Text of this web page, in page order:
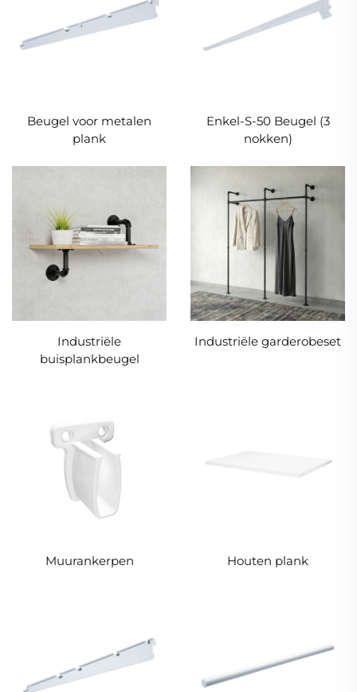
Beugel voor metalen
plank
Enkel-S-50 Beugel (3
nokken)
Industriële
buisplankbeugel
Industriële garderobeset
Muurankerpen Houten plank